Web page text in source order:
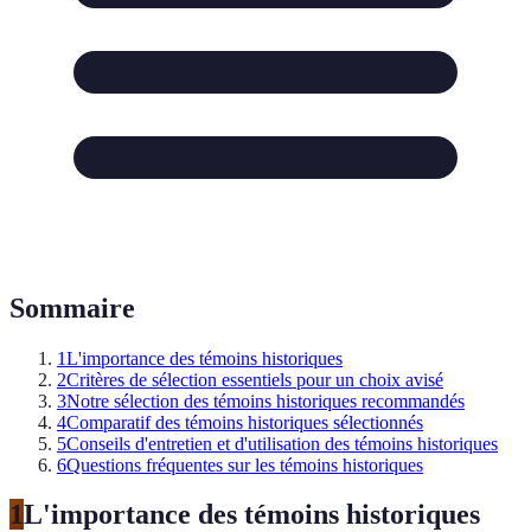
Sommaire
1L'importance des témoins historiques
2Critères de sélection essentiels pour un choix avisé
3Notre sélection des témoins historiques recommandés
4Comparatif des témoins historiques sélectionnés
5Conseils d'entretien et d'utilisation des témoins historiques
6Questions fréquentes sur les témoins historiques
1L'importance des témoins historiques